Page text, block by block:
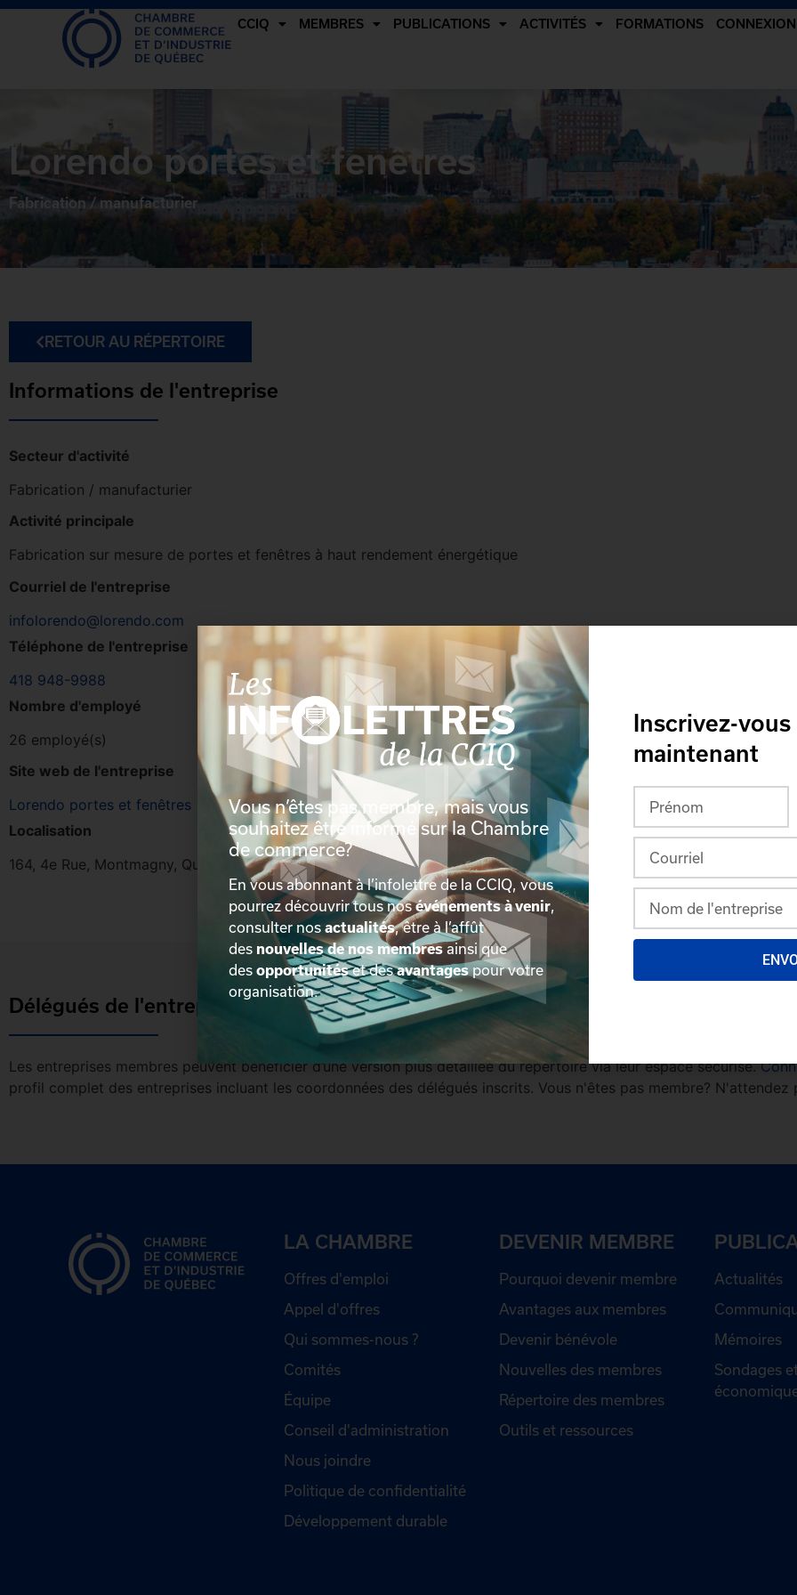
CCIQ MEMBRES PUBLICATIONS ACTIVITÉS FORMATIONS CONNEXION
Lorendo portes et fenêtres
Fabrication / manufacturier
RETOUR AU RÉPERTOIRE
Informations de l'entreprise
Secteur d'activité
Fabrication / manufacturier
Activité principale
Fabrication sur mesure de portes et fenêtres à haut rendement énergétique
Courriel de l'entreprise
infolorendo@lorendo.com
Téléphone de l'entreprise
418 948-9988
Nombre d'employé
26 employé(s)
Site web de l'entreprise
Lorendo portes et fenêtres
Localisation
164, 4e Rue, Montmagny, Québec, G5V 3L5
Délégués de l'entreprise
Les entreprises membres peuvent bénéficier d’une version plus détaillée du répertoire via leur espace sécurisé.
profil complet des entreprises incluant les coordonnées des délégués inscrits. Vous n'êtes pas membre?
LA CHAMBRE
Offres d'emploi
Appel d'offres
Qui sommes-nous ?
Comités
Équipe
Conseil d'administration
Nous joindre
Politique de confidentialité
Développement durable
DEVENIR MEMBRE
Pourquoi devenir membre
Avantages aux membres
Devenir bénévole
Nouvelles des membres
Répertoire des membres
Outils et ressources
Actualités
Mémoires
Sondages
Vous n’êtes pas membre, mais vous
souhaitez être informé sur la Chambre
de commerce?
En vous abonnant à l’infolettre de la CCIQ, vous
pourrez découvrir tous nosévénements à venir,
consulter nosactualités, être à l’affût
des nouvelles de nos membresainsi que
des opportunitéset desavantagespour votre
organisation.
Inscrivez-vous
maintenant